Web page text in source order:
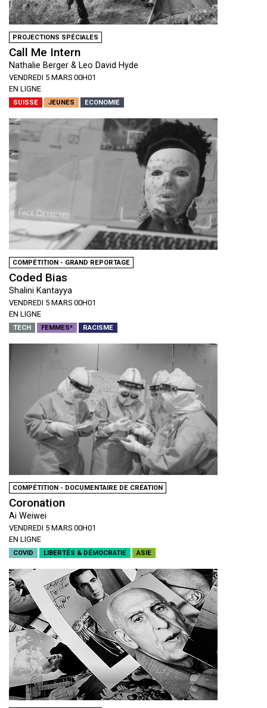
PROJECTIONS SPÉCIALES
Call Me Intern
Nathalie Berger & Leo David Hyde
VENDREDI 5 MARS 00H01
EN LIGNE
SUISSE JEUNES ECONOMIE
COMPÉTITION - GRAND REPORTAGE
Coded Bias
Shalini Kantayya
VENDREDI 5 MARS 00H01
EN LIGNE
TECH FEMMES* RACISME
COMPÉTITION - DOCUMENTAIRE DE CRÉATION
Coronation
Ai Weiwei
VENDREDI 5 MARS 00H01
EN LIGNE
COVID LIBERTÉS & DÉMOCRATIE ASIE